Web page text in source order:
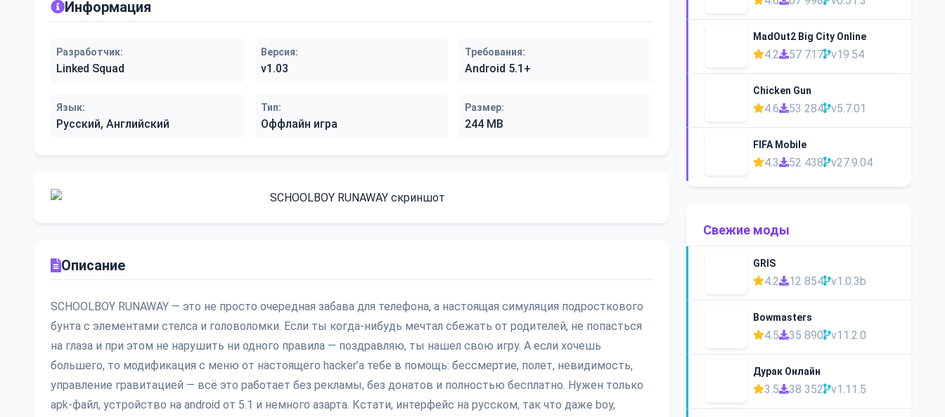
Информация
Разработчик:
Linked Squad
Версия:
v1.03
Требования:
Android 5.1+
Язык:
Русский, Английский
Тип:
Оффлайн игра
Размер:
244 MB
Описание
SCHOOLBOY RUNAWAY — это не просто очередная забава для телефона, а настоящая симуляция подросткового
бунта с элементами стелса и головоломки. Если ты когда-нибудь мечтал сбежать от родителей, не попасться
на глаза и при этом не нарушить ни одного правила — поздравляю, ты нашел свою игру. А если хочешь
большего, то модификация с меню от настоящего hacker’a тебе в помощь: бессмертие, полет, невидимость,
управление гравитацией — всё это работает без рекламы, без донатов и полностью бесплатно. Нужен только
apk-файл, устройство на android от 5.1 и немного азарта. Кстати, интерфейс на русском, так что даже boy,
MadOut2 Big City Online
4.2 57 717 v19.54
Chicken Gun
4.6 53 284 v5.7.01
FIFA Mobile
4.3 52 438 v27.9.04
Свежие моды
GRIS
4.2 12 854 v1.0.3b
Bowmasters
4.5 35 890 v11.2.0
Дурак Онлайн
3.5 38 352 v1.11.5